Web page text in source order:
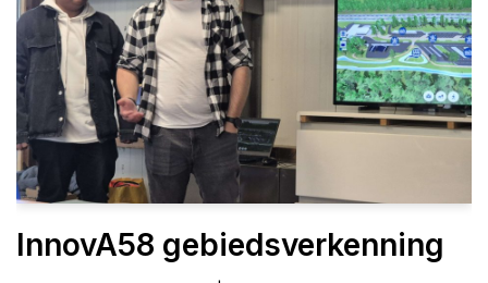
InnovA58 gebiedsverkenning